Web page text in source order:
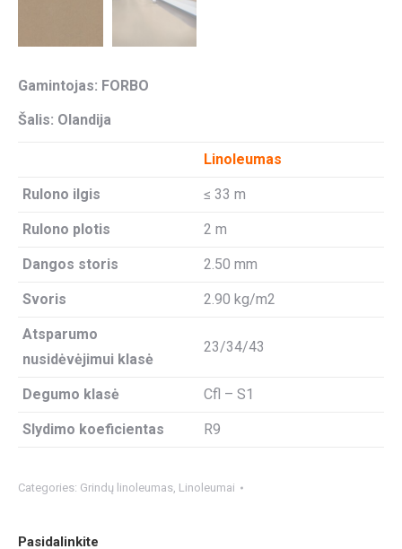
Gamintojas: FORBO
Šalis: Olandija
Linoleumas
Rulono ilgis ≤ 33 m
Rulono plotis 2 m
Dangos storis 2.50 mm
Svoris 2.90 kg/m2
Atsparumo
nusidėvėjimui klasė
23/34/43
Degumo klasė Cfl – S1
Slydimo koeficientas R9
Categories: Grindų linoleumas, Linoleumai
Pasidalinkite